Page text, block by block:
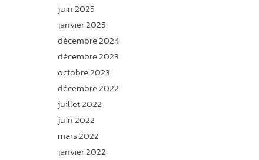
juin 2025
janvier 2025
décembre 2024
décembre 2023
octobre 2023
décembre 2022
juillet 2022
juin 2022
mars 2022
janvier 2022